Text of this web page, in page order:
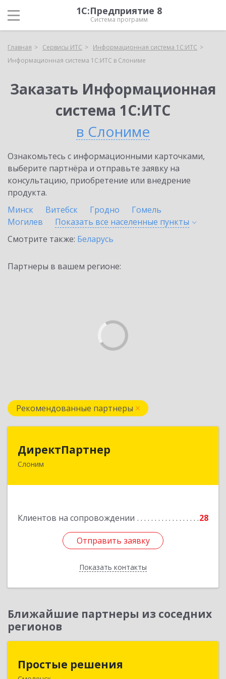
1С:Предприятие 8
Система программ
Главная Сервисы ИТС
Информационная система 1С:ИТС
Информационная система 1С:ИТС в Слониме
Заказать Информационная
система 1С:ИТС
в Слониме
Ознакомьтесь с информационными карточками,
выберите партнёра и отправьте заявку на
консультацию, приобретение или внедрение
продукта.
Минск
Витебск Гродно
Гомель
Могилев
Показать все населенные пункты
Смотрите также: Беларусь
Партнеры в вашем регионе:
Рекомендованные партнеры
ДиректПартнер
Слоним
Клиентов на сопровождении 28
Отправить заявку
Показать контакты
231800, РБ, Гродненская область, г. Слоним, ул.
Отправить заявку
Назад
Ближайшие партнеры из соседних
регионов
Простые решения